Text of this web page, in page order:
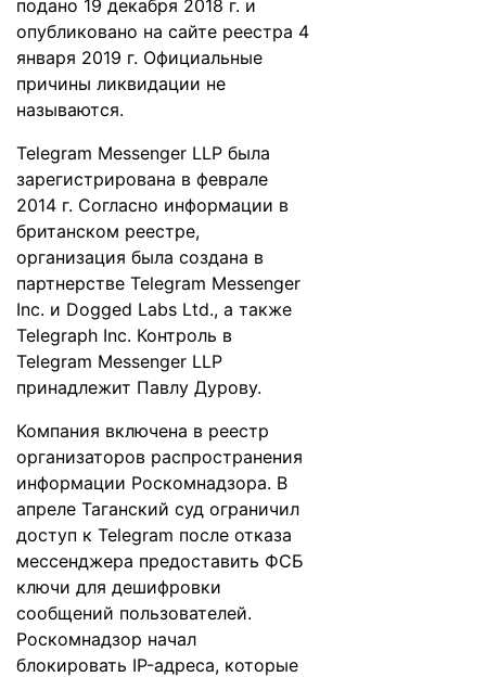
подано 19 декабря 2018 г. и
опубликовано на сайте реестра 4
января 2019 г. Официальные
причины ликвидации не
называются.
Telegram Messenger LLP была
зарегистрирована в феврале
2014 г. Согласно информации в
британском реестре,
организация была создана в
партнерстве Telegram Messenger
Inc. и Dogged Labs Ltd., а также
Telegraph Inc. Контроль в
Telegram Messenger LLP
принадлежит Павлу Дурову.
Компания включена в реестр
организаторов распространения
информации Роскомнадзора. В
апреле Таганский суд ограничил
доступ к Telegram после отказа
мессенджера предоставить ФСБ
ключи для дешифровки
сообщений пользователей.
Роскомнадзор начал
блокировать IP-адреса, которые